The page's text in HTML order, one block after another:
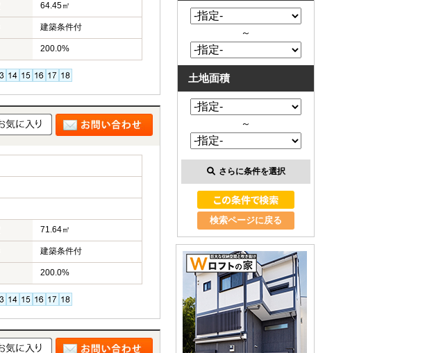
64.45㎡
建築条件付
200.0%
71.64㎡
建築条件付
200.0%
～
土地面積
～
さらに条件を選択
検索ページに戻る